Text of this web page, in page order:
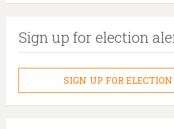
Sign up for election
SIGN UP FOR